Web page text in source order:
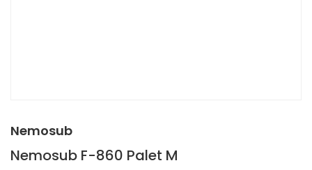
Nemosub
Nemosub F-860 Palet M